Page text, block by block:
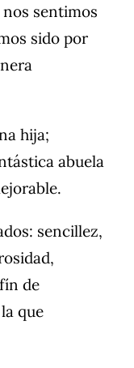
nos sentimos
sido por
hija;
abuela
sencillez,
de
que